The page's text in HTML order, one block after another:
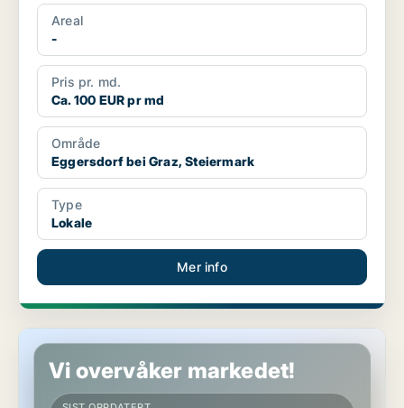
Areal
-
Pris pr. md.
Ca. 100 EUR pr md
Område
Eggersdorf bei Graz, Steiermark
Type
Lokale
Mer info
Kommersielle eiendommer i Fürstenfeld, Steiermark
Vi overvåker markedet!